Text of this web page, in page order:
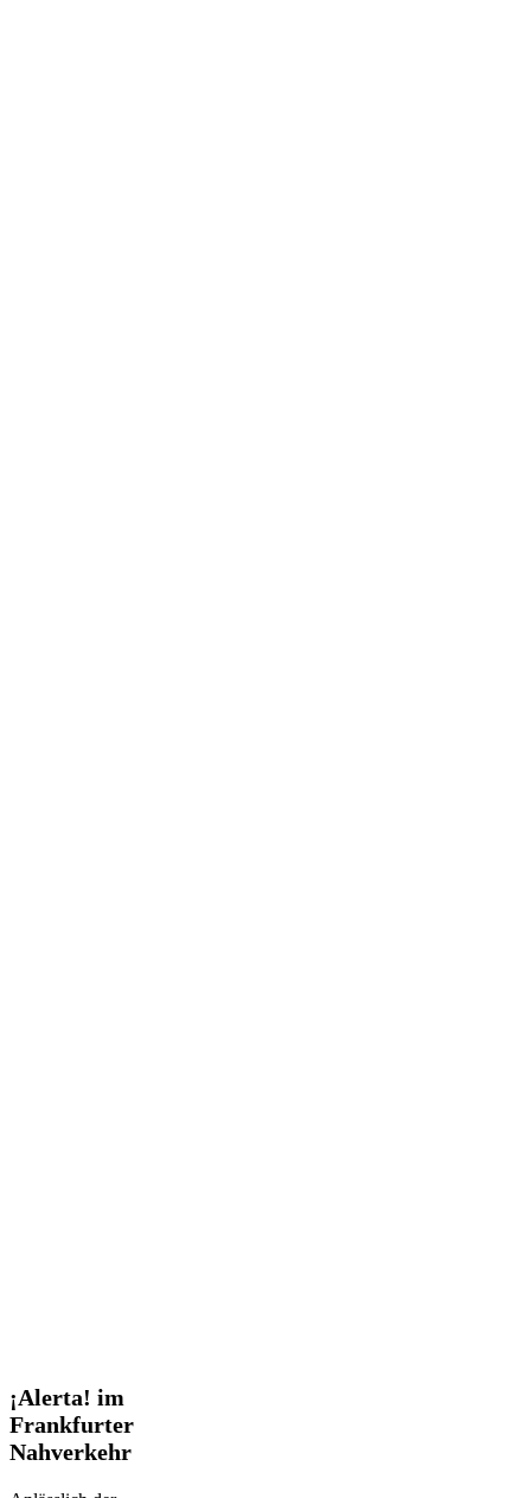
¡Alerta!
im
Frankfurter
Nahverkehr
¡Alerta! im
Frankfurter
Nahverkehr